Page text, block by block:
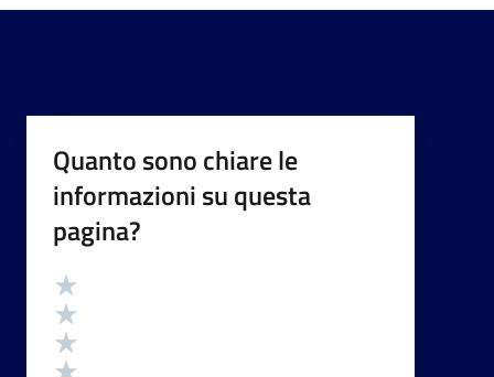
Quanto sono chiare le
informazioni su questa
pagina?
Valutazione